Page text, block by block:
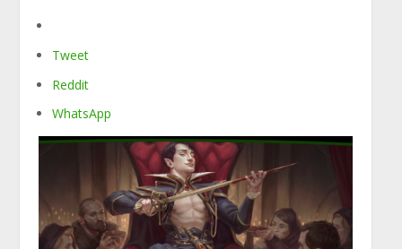
Tweet
Reddit
WhatsApp